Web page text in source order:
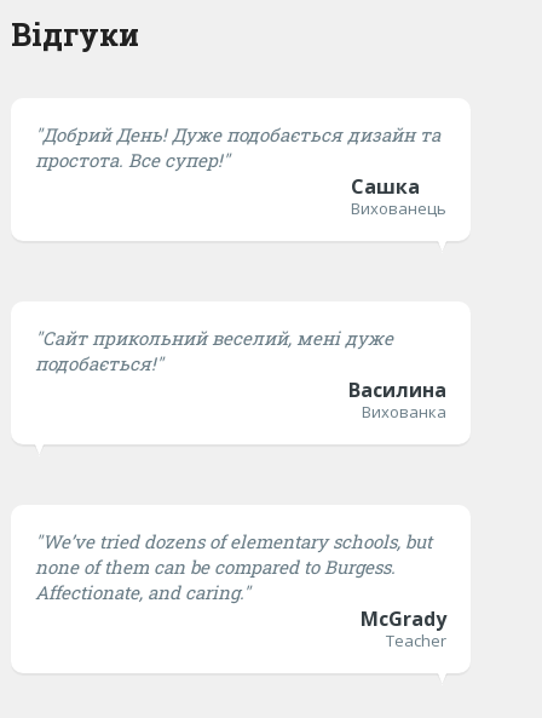
Відгуки
"Добрий День! Дуже подобається дизайн та
простота. Все супер!"
Сашка
Вихованець
"Сайт прикольний веселий, мені дуже
подобається!"
Василина
Вихованка
"We’ve tried dozens of elementary schools, but
none of them can be compared to Burgess.
Affectionate, and caring."
McGrady
Teacher